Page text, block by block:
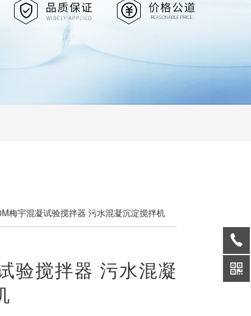
梅宇混凝试验搅拌器 污水混凝沉淀搅拌机
验搅拌器 污水混凝